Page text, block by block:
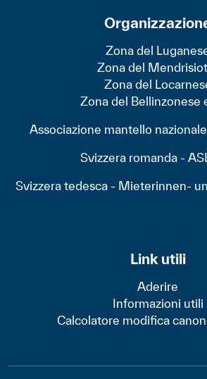
Zona del
Zona del
Zona del
Zona del Bellinzonese
Associazione mantello
Svizzera romanda -
Svizzera tedesca - Mieterinnen-
Link utili
Aderire
Informazioni utili
Calcolatore modifica